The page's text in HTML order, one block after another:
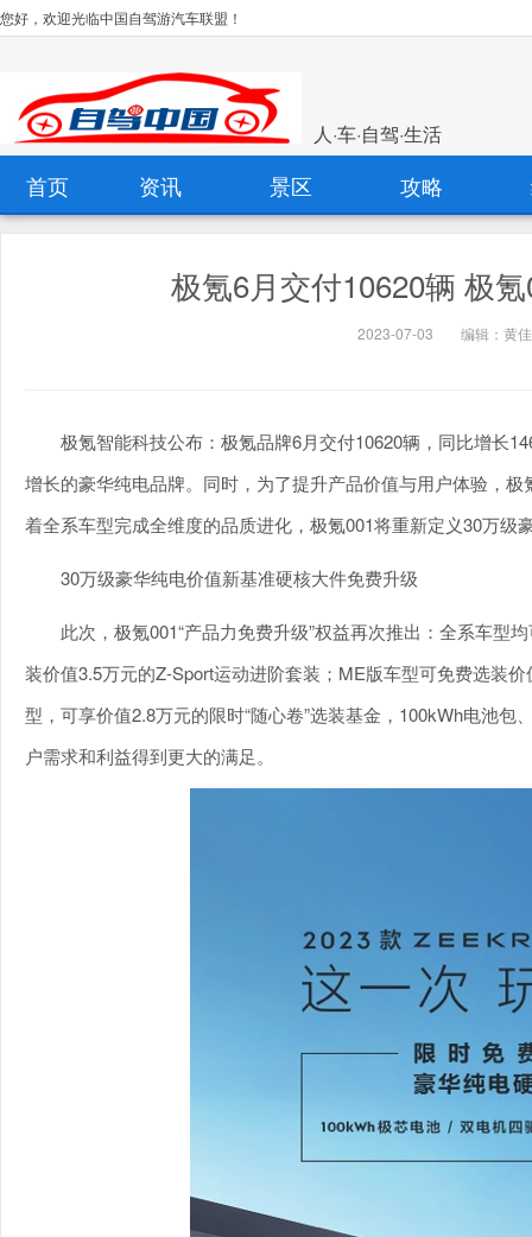
您好，欢迎光临中国自驾游汽车联盟！
人·车·自驾·生活
首页 资讯 景区 攻略
极氪6月交付10620辆 极
2023-07-03 编辑：黄佳
极氪智能科技公布：极氪品牌6月交付10620辆，同比增长
增长的豪华纯电品牌。同时，为了提升产品价值与用户体验，
着全系车型完成全维度的品质进化，极氪001将重新定义30万级
30万级豪华纯电价值新基准硬核大件免费升级
此次，极氪001“产品力免费升级”权益再次推出：全系车型
装价值3.5万元的Z-Sport运动进阶套装；ME版车型可免费选装
型，可享价值2.8万元的限时“随心卷”选装基金，100kWh电池
户需求和利益得到更大的满足。